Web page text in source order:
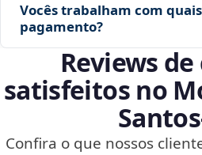
Vocês trabalham com
pagamento?
Reviews
satisfeitos no
Confira o que nossos